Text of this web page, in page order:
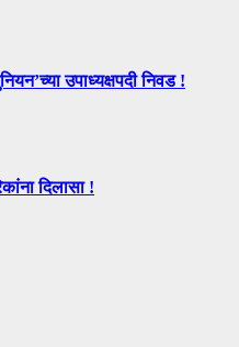
उपाध्यक्षपदी निवड !
दिलासा !